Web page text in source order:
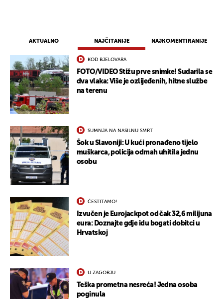
AKTUALNO NAJČITANIJE NAJKOMENTIRANIJE
KOD BJELOVARA
FOTO/VIDEO Stižu prve snimke! Sudarila se
dva vlaka: Više je ozlijeđenih, hitne službe
na terenu
SUMNJA NA NASILNU SMRT
Šok u Slavoniji: U kući pronađeno tijelo
muškarca, policija odmah uhitila jednu
osobu
ČESTITAMO!
Izvučen je Eurojackpot od čak 32,6 milijuna
eura: Doznajte gdje idu bogati dobitci u
Hrvatskoj
U ZAGORJU
Teška prometna nesreća! Jedna osoba
poginula
UKLJUČITE NOTIFIKACIJE